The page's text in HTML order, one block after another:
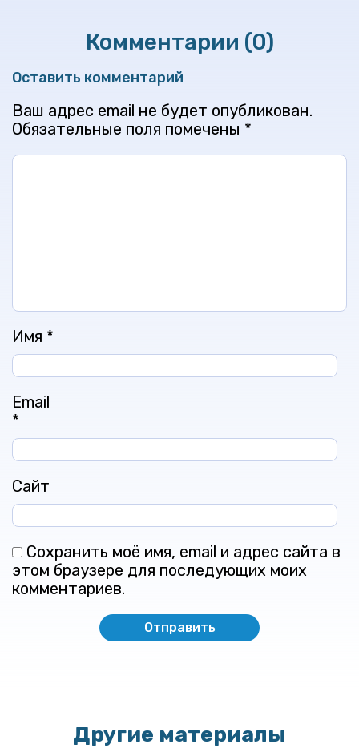
Комментарии (0)
Оставить комментарий
Ваш адрес email не будет опубликован.
Обязательные поля помечены *
Имя *
Email
*
Сайт
Сохранить моё имя, email и адрес сайта в
этом браузере для последующих моих
комментариев.
Другие материалы